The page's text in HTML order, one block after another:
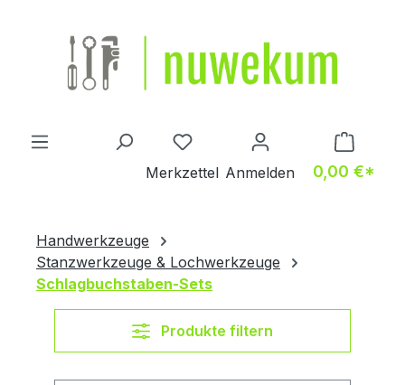
Du hast 0 Produkte auf dem
Merkzettel Anmelden 0,00 €*
Handwerkzeuge
Stanzwerkzeuge & Lochwerkzeuge
Schlagbuchstaben-Sets
Produkte filtern